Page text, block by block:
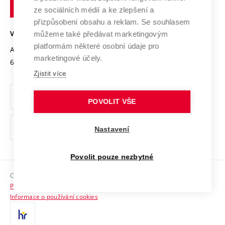
Open Science
Projekty
Projekty ze strukturálních fondů
Specifický výzkum
Mezinárodní dohody
Univerzitní sítě
Podnikavá univerzita / ContriBUTe
Bezpečná univerzita
Vyznamenání
Organizační struktura
Ochrana osobních údajů
odkaz)
Sociální bezpečí
HR Award
Kontakty
technické
VYSOKÉ UČENÍ TECHNICKÉ V BRNĚ
Antonínská 548/1
602 00 Brno
www.vut.cz
vut@vutbr.cz
Copyright © 2026 VUT
Prohlášení o přístupnosti
Informace o používání cookies
ze sociálních médií a ke zlepšení a
přizpůsobení obsahu a reklam. Se souhlasem
můžeme také předávat marketingovým
platformám některé osobní údaje pro
marketingové účely.
Zjistit více
POVOLIT VŠE
Nastavení
Povolit pouze nezbytné